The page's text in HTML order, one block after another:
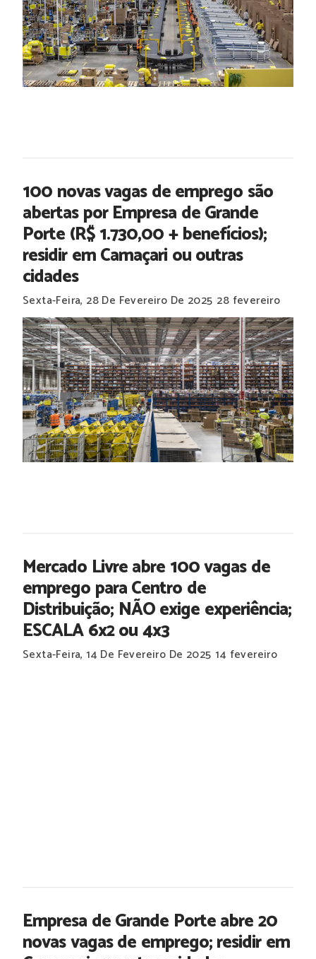
100 novas vagas de emprego são
abertas por Empresa de Grande
Porte (R$ 1.730,00 + benefícios);
residir em Camaçari ou outras
cidades
Sexta-Feira, 28 De Fevereiro De 2025 28 fevereiro
Mercado Livre abre 100 vagas de
emprego para Centro de
Distribuição; NÃO exige experiência;
ESCALA 6x2 ou 4x3
Sexta-Feira, 14 De Fevereiro De 2025 14 fevereiro
Empresa de Grande Porte abre 20
novas vagas de emprego; residir em